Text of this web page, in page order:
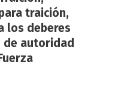
traición,
los deberes
de autoridad